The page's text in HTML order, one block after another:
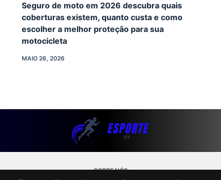
Seguro de moto em 2026 descubra quais
coberturas existem, quanto custa e como
escolher a melhor proteção para sua
motocicleta
MAIO 26, 2026
SOBRE NÓS